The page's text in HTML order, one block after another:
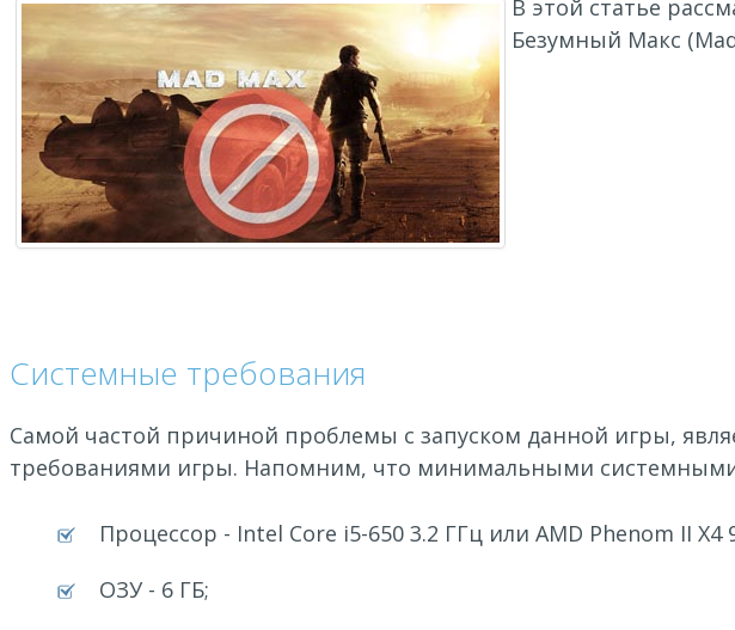
В этой статье
Безумный Макс
Системные требования
Самой частой причиной проблемы с запуском данной игры,
требованиями игры. Напомним, что минимальными системными
Процессор - Intel Core i5-650 3.2 ГГц или AMD Phenom II X4
ОЗУ - 6 ГБ;